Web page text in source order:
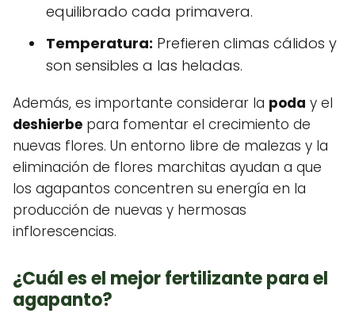
equilibrado cada primavera.
Temperatura: Prefieren climas cálidos y
son sensibles a las heladas.
Además, es importante considerar la poda y el
deshierbe para fomentar el crecimiento de
nuevas flores. Un entorno libre de malezas y la
eliminación de flores marchitas ayudan a que
los agapantos concentren su energía en la
producción de nuevas y hermosas
inflorescencias.
¿Cuál es el mejor fertilizante para el
agapanto?